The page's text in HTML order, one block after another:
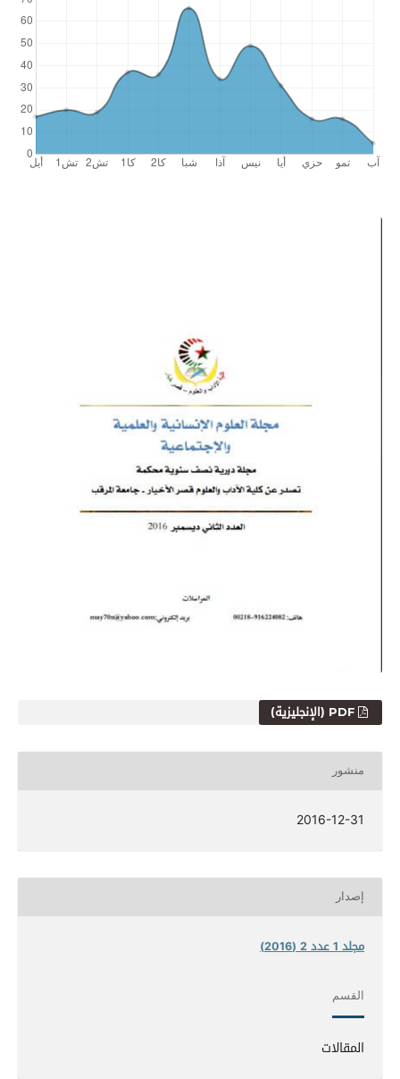
PDF (الإنجليزية)
منشور
2016-12-31
إصدار
مجلد 1 عدد 2 (2016)
القسم
المقالات